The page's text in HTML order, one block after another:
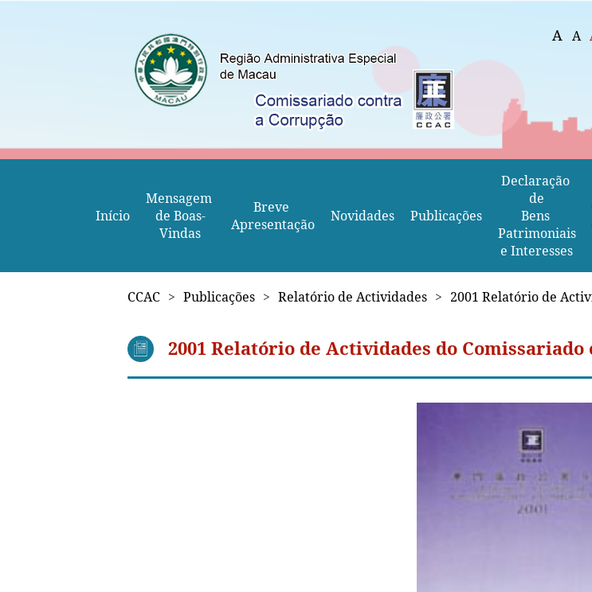
A A
Início
Mensagem
de Boas-
Vindas
Breve
Apresentação
Novidades Publicações
Declaração
de
Bens
Patrimoniais
e Interesses
CCAC > Publicações > Relatório de Actividades > 2001 Relatório de
2001 Relatório de Actividades do